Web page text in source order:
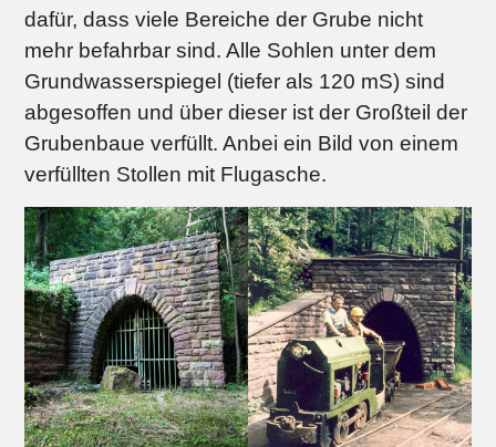
dafür, dass viele Bereiche der Grube nicht
mehr befahrbar sind. Alle Sohlen unter dem
Grundwasserspiegel (tiefer als 120 mS) sind
abgesoffen und über dieser ist der Großteil der
Grubenbaue verfüllt. Anbei ein Bild von einem
verfüllten Stollen mit Flugasche.